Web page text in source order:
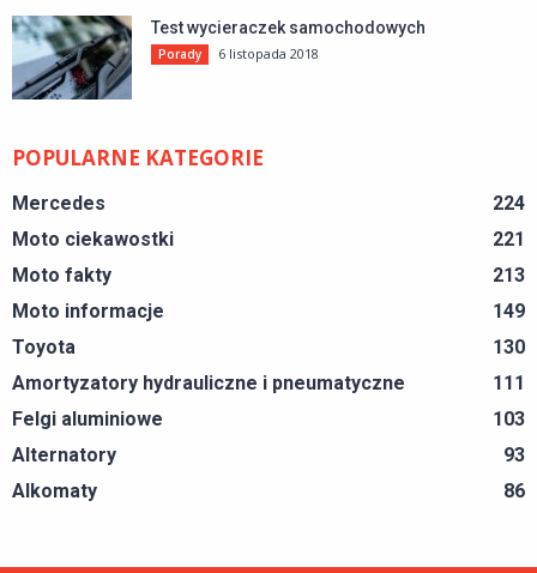
Test wycieraczek samochodowych
Porady 6 listopada 2018
POPULARNE KATEGORIE
Mercedes
224
Moto ciekawostki
221
Moto fakty
213
Moto informacje
149
Toyota
130
Amortyzatory hydrauliczne i pneumatyczne
111
Felgi aluminiowe
103
Alternatory
93
Alkomaty
86